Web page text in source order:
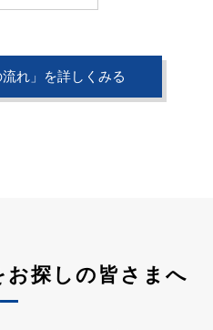
流れ」を詳しくみる
お探しの皆さまへ